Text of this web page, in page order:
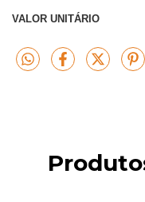
VALOR UNITÁRIO